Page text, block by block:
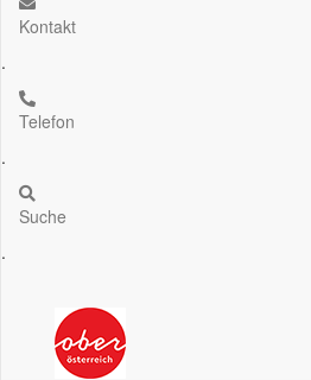
Kontakt
.
Telefon
.
Suche
.